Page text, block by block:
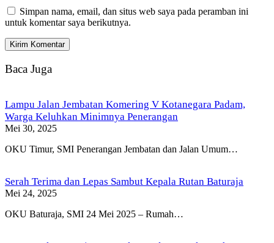
Simpan nama, email, dan situs web saya pada peramban ini
untuk komentar saya berikutnya.
Baca Juga
Lampu Jalan Jembatan Komering V Kotanegara Padam,
Warga Keluhkan Minimnya Penerangan
Mei 30, 2025
OKU Timur, SMI Penerangan Jembatan dan Jalan Umum…
Serah Terima dan Lepas Sambut Kepala Rutan Baturaja
Mei 24, 2025
OKU Baturaja, SMI 24 Mei 2025 – Rumah…